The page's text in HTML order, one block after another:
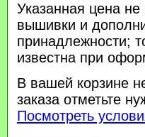
Указанная цена не
вышивки и
принадлежности;
известна при
В вашей корзине
заказа отметьте
Посмотреть